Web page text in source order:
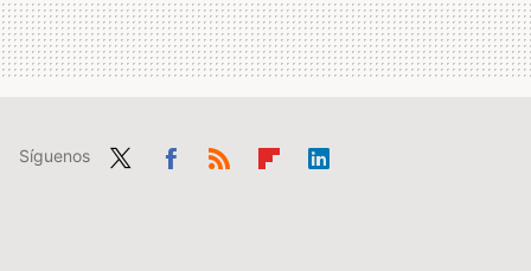
Síguenos